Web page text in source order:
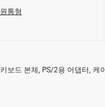
원통형
키보드 본체, PS/2용 어댑터, 케